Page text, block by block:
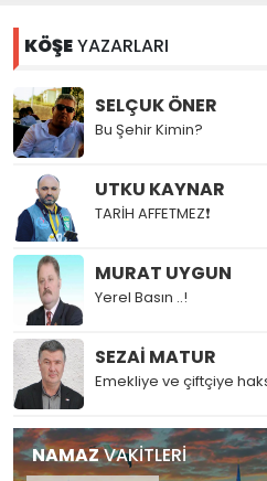
KÖŞEYAZARLARI
SELÇUK ÖNER
Bu Şehir Kimin?
UTKU KAYNAR
TARİH AFFETMEZ❗
MURAT UYGUN
Yerel Basın ..!
SEZAİ MATUR
Emekliye ve çiftçiye
NAMAZVAKİTLERİ